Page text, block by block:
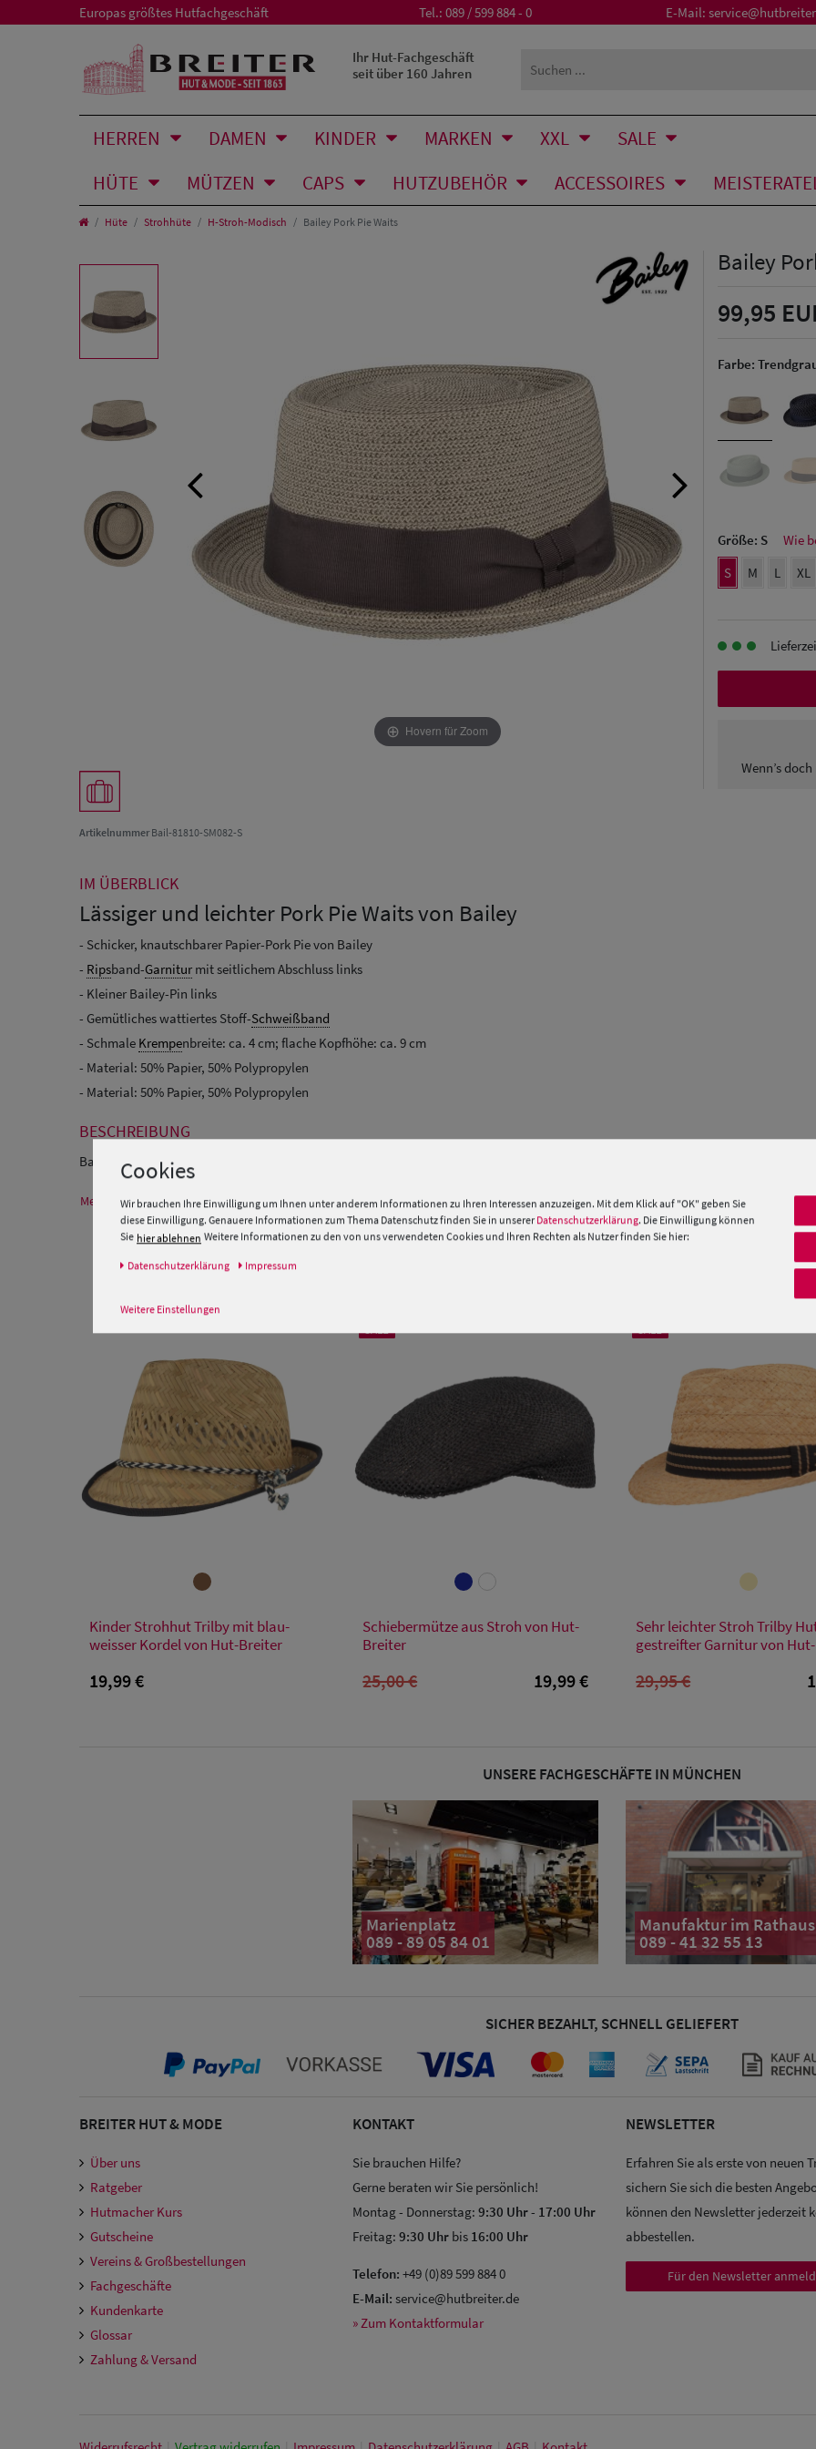
Europas größtes Hutfachgeschäft Tel.: 089 / 599 884 - 0 E-Mail:
Ihr Hut-Fachgeschäft
seit über 160 Jahren
HERREN DAMEN KINDER MARKEN XXL
SALE
HÜTE
MÜTZEN CAPS HUTZUBEHÖR ACCESSOIRES
Hüte Strohhüte H-Stroh-Modisch Bailey Pork Pie Waits
Hovern für Zoom
ArtikelnummerBail-81810-SM082-S
Bailey
99,95
Farbe:
Größe: S
Wie
S
M L XL
Wenn’s
IM ÜBERBLICK
Lässiger und leichter Pork Pie Waits von Bailey
- Schicker, knautschbarer Papier-Pork Pie von Bailey
- Ripsband-Garnitur mit seitlichem Abschluss links
- Kleiner Bailey-Pin links
- Gemütliches wattiertes Stoff-Schweißband
- Schmale Krempenbreite: ca. 4 cm; flache Kopfhöhe: ca. 9 cm
- Material: 50% Papier, 50% Polypropylen
- Material: 50% Papier, 50% Polypropylen
BESCHREIBUNG
Bailey Pork Pie Waits
Mehr Informationen zum Hersteller und EU Verantwortlichen »
48 50 52 54 56
Kinder Strohhut Trilby mit blau-
weisser Kordel von Hut-Breiter
19,99 €
SALE
Schiebermütze aus Stroh von Hut-
Breiter
25,00 € 19,99 €
SALE
XL
Sehr leichter Stroh Trilby
gestreifter Garnitur von
29,95 €
UNSERE FACHGESCHÄFTE IN MÜNCHEN
Marienplatz
089 - 89 05 84 01
Manufaktur im Rathaus
089 - 41 32 55 13
SICHER BEZAHLT, SCHNELL GELIEFERT
BREITER HUT & MODE
Über uns
Ratgeber
Hutmacher Kurs
Gutscheine
Vereins & Großbestellungen
Fachgeschäfte
Kundenkarte
Glossar
Zahlung & Versand
KONTAKT
Sie brauchen Hilfe?
Gerne beraten wir Sie persönlich!
Montag - Donnerstag: 9:30 Uhr- 17:00 Uhr
Freitag: 9:30 Uhr bis 16:00 Uhr
Telefon: +49 (0)89 599 884 0
E-Mail: service@hutbreiter.de
» Zum Kontaktformular
NEWSLETTER
Erfahren Sie als erste von neuen
sichern Sie sich die besten
können den Newsletter jederzeit
abbestellen.
Für den Newsletter
Cookies
Wir brauchen Ihre Einwilligung um Ihnen unter anderem Informationen zu Ihren Interessen anzuzeigen. Mit dem Klick auf "OK" geben Sie
diese Einwilligung. Genauere Informationen zum Thema Datenschutz finden Sie in unserer Datenschutzerklärung. Die Einwilligung können
Sie hier ablehnen Weitere Informationen zu den von uns verwendeten Cookies und Ihren Rechten als Nutzer finden Sie hier:
Daten­schutz­erklärung Impressum
Weitere Einstellungen